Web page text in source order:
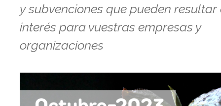
y subvenciones que pueden resultar
interés para vuestras empresas y
organizaciones